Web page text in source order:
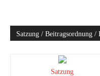
Satzung / Beitragsordnung
Satzung